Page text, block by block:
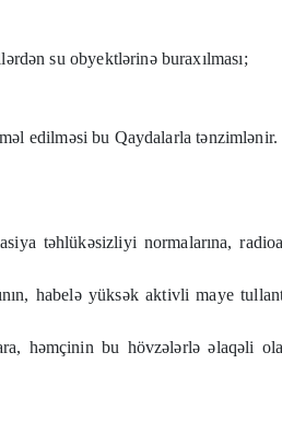
su obyektlərinə buraxılması;
edilməsi bu Qaydalarla tənzimlənir.
təhlükəsizliyi normalarına,
habelə yüksək aktivli maye
həmçinin bu hövzələrlə əlaqəli